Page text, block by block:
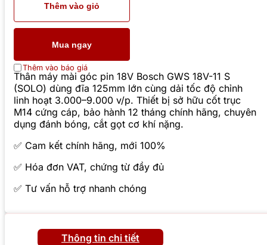
Thêm vào giỏ
Mua ngay
Thêm vào báo giá
Thân máy mài góc pin 18V Bosch GWS 18V-11 S
(SOLO) dùng đĩa 125mm lớn cùng dải tốc độ chỉnh
linh hoạt 3.000–9.000 v/p. Thiết bị sở hữu cốt trục
M14 cứng cáp, bảo hành 12 tháng chính hãng, chuyên
dụng đánh bóng, cắt gọt cơ khí nặng.
✅ Cam kết chính hãng, mới 100%
✅ Hóa đơn VAT, chứng từ đầy đủ
✅ Tư vấn hỗ trợ nhanh chóng
Thông tin chi tiết